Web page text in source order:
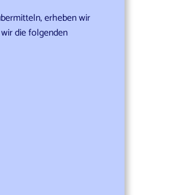
erheben wir
die folgenden